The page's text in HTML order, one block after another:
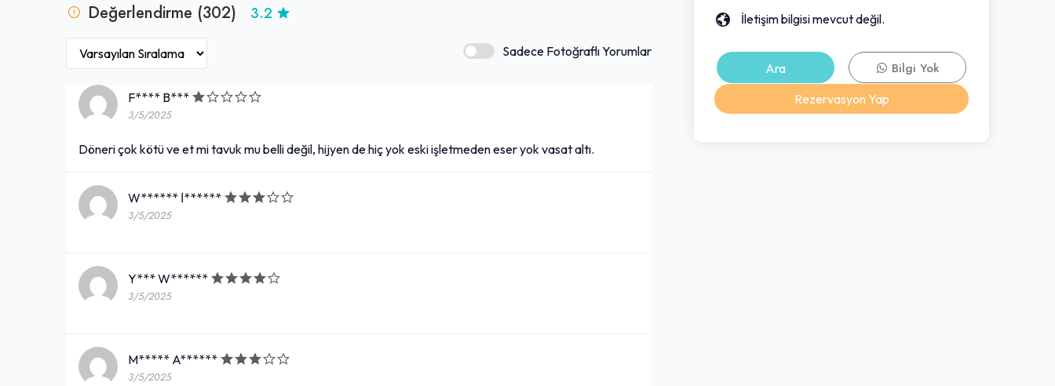
Değerlendirme (302) 3.2
Sadece Fotoğraflı Yorumlar
F**** B***
3/5/2025
Döneri çok kötü ve et mi tavuk mu belli değil, hijyen de hiç yok eski işletmeden eser yok vasat altı.
W****** ا******
3/5/2025
Y*** W******
3/5/2025
M***** A******
3/5/2025
İletişim bilgisi mevcut değil.
Ara
Bilgi Yok
Rezervasyon Yap